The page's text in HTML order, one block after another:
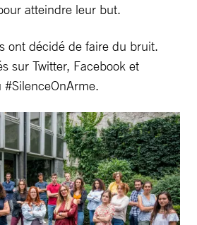
atteindre leur but.
ont décidé de faire du bruit.
sur Twitter, Facebook et